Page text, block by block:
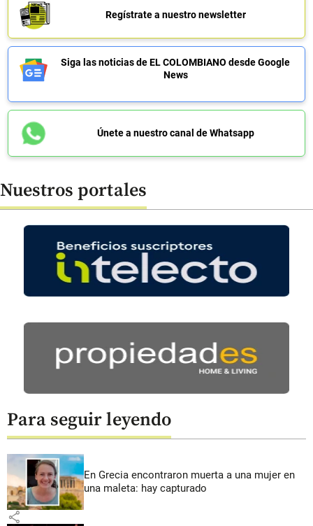
Regístrate a nuestro newsletter
Siga las noticias de EL COLOMBIANO desde Google
News
Únete a nuestro canal de Whatsapp
Nuestros portales
Para seguir leyendo
En Grecia encontraron muerta a una mujer en
una maleta: hay capturado
share